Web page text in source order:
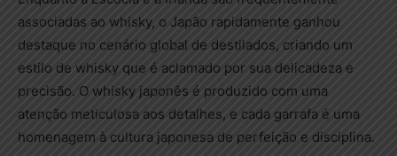
associadas ao whisky, o Japão rapidamente ganhou
destaque no cenário global de destilados, criando um
estilo de whisky que é aclamado por sua delicadeza e
precisão. O whisky japonês é produzido com uma
atenção meticulosa aos detalhes, e cada garrafa é uma
homenagem à cultura japonesa de perfeição e disciplina.